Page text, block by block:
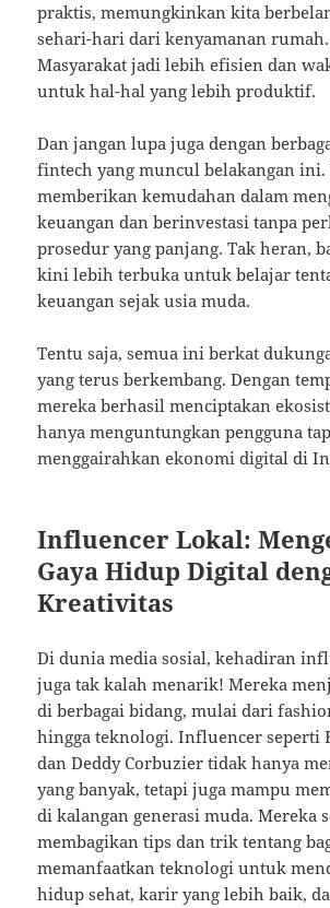
praktis, memungkinkan kita
sehari-hari dari kenyamanan
Masyarakat jadi lebih efisien dan
untuk hal-hal yang lebih produktif.
Dan jangan lupa juga dengan
fintech yang muncul belakangan ini.
memberikan kemudahan dalam
keuangan dan berinvestasi tanpa
prosedur yang panjang. Tak heran,
kini lebih terbuka untuk belajar
keuangan sejak usia muda.
Tentu saja, semua ini berkat
yang terus berkembang. Dengan
mereka berhasil menciptakan
hanya menguntungkan pengguna
menggairahkan ekonomi digital di
Influencer Lokal:
Gaya Hidup Digital
Kreativitas
Di dunia media sosial, kehadiran
juga tak kalah menarik! Mereka
di berbagai bidang, mulai dari
hingga teknologi. Influencer seperti
dan Deddy Corbuzier tidak hanya
yang banyak, tetapi juga mampu
di kalangan generasi muda. Mereka
membagikan tips dan trik tentang
memanfaatkan teknologi untuk
hidup sehat, karir yang lebih baik,